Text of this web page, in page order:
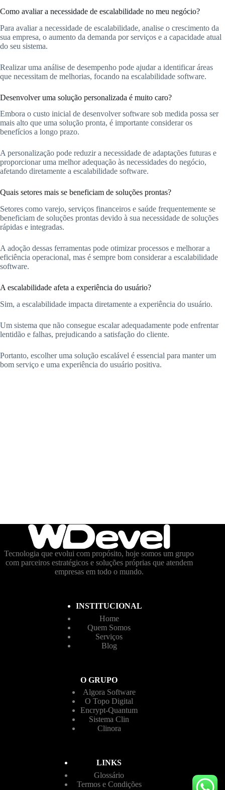
Como avaliar a necessidade de escalabilidade no meu negócio?
Para avaliar a necessidade de escalabilidade, analise o crescimento da
sua empresa, o aumento da demanda por serviços e a capacidade atual
do seu sistema.
Realizar uma análise de desempenho pode ajudar a identificar áreas
que necessitam de melhorias, focando na escalabilidade software.
Desenvolver uma solução personalizada é muito caro?
Embora o custo inicial de desenvolver software sob medida possa ser
mais alto que uma solução pronta, é importante considerar os
benefícios a longo prazo.
A personalização pode reduzir a necessidade de adaptações futuras e
proporcionar uma melhor adequação às necessidades do negócio,
afetando diretamente a escalabilidade software.
Quais setores mais se beneficiam de soluções prontas?
Setores como varejo, serviços financeiros e saúde frequentemente se
beneficiam de soluções prontas devido à sua necessidade de soluções
rápidas e integradas.
A adoção dessas ferramentas pode otimizar processos e melhorar a
eficiência operacional, mas é sempre bom considerar a escalabilidade
software.
A escalabilidade afeta a experiência do usuário?
Sim, a escalabilidade impacta diretamente a experiência do usuário.
Um sistema que não consegue escalar adequadamente pode enfrentar
lentidão e falhas, prejudicando a satisfação do cliente.
Portanto, escolher uma solução escalável é essencial para manter um
bom serviço e uma experiência do usuário positiva.
Tecnologia que evolui com propósito, hoje somos um grupo
com parceiros estratégicos e soluções próprias que atendem
empresas em todo o mundo.
INSTITUCIONAL
Home
Quem Somos
Serviços
Blog
O GRUPO
Algora Software
O Topo Digital
Encrypt-Quantum
Sistema Clin
Clinora
LINKS
Glossário
Termos e Condições